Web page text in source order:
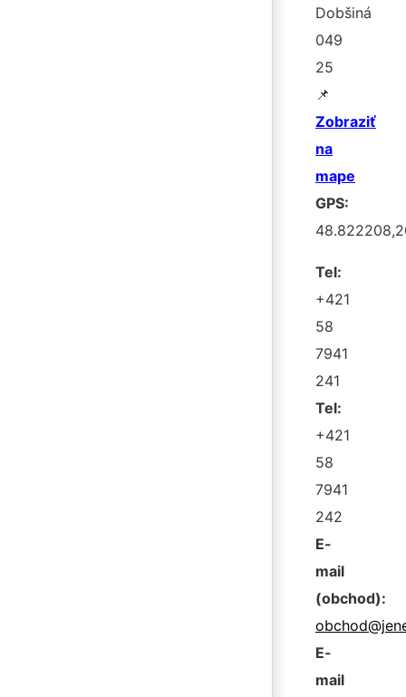
Dobšiná
049
25
📌
Zobraziť
na
mape
GPS:
Tel:
+421
58
7941
241
Tel:
+421
58
7941
242
E-
mail
(obchod):
E-
mail